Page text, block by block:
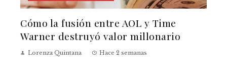
Cómo la fusión entre AOL y Time
Warner destruyó valor millonario
Lorenza Quintana Hace 2 semanas